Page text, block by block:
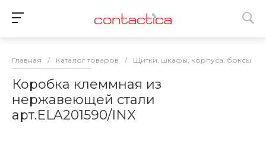
Главная / Каталог товаров / Щитки, шкафы, корпуса, боксы
Коробка клеммная из
нержавеющей стали
арт.ELA201590/INX